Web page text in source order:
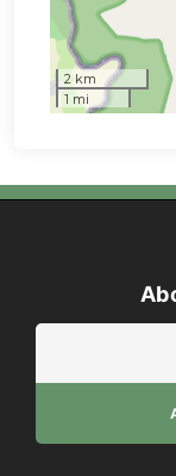
2 km
1 mi